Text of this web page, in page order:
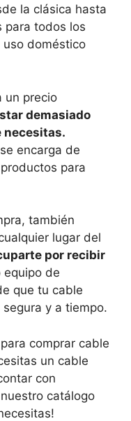
la clásica hasta
para todos los
doméstico
un precio
demasiado
necesitas.
encarga de
para
también
lugar del
por recibir
equipo de
que tu cable
y a tiempo.
comprar cable
un cable
con
catálogo